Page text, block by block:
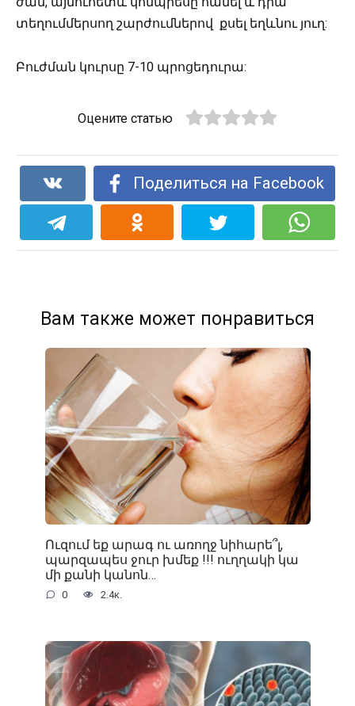
տեղումմերսող շարժումներով քսել եղևնու յուղ:
Բուժման կուրսը 7-10 պրոցեդուրա:
Оцените статью
Поделиться на Facebook
Вам также может понравиться
Ուզում եք արագ ու առողջ նիհարե՞լ,
պարզապես ջուր խմեք !!! ուղղակի կա
մի քանի կանոն…
0 2.4к.